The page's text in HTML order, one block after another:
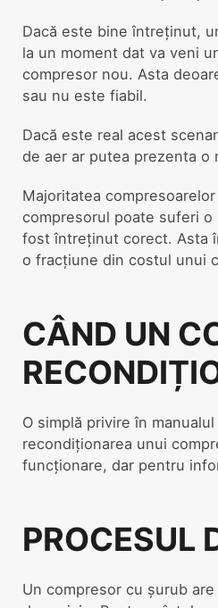
Dacă este bine întreținut,
la un moment dat va veni
compresor nou. Asta
sau nu este fiabil.
Dacă este real acest
de aer ar putea prezenta o
Majoritatea
compresorul poate suferi
fost întreținut corect. Asta
o fracțiune din costul unui
CÂND UN
O simplă privire în
recondiționarea unui
funcționare, dar pentru
PROCESUL
Un compresor cu șurub